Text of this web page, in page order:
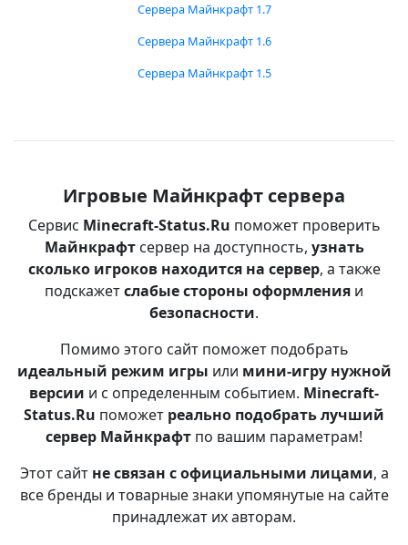
Сервера Майнкрафт 1.7
Сервера Майнкрафт 1.6
Сервера Майнкрафт 1.5
Игровые Майнкрафт сервера
Сервис Minecraft-Status.Ru поможет проверить
Майнкрафтсервер на доступность, узнать
сколько игроков находится на сервер, а также
подскажетслабые стороны оформления и
безопасности.
Помимо этого сайт поможет подобрать
идеальный режим игры или мини-игру нужной
версии и с определенным событием. Minecraft-
Status.Ru поможет реально подобрать лучший
сервер Майнкрафт по вашим параметрам!
Этот сайт не связан с официальными лицами, а
все бренды и товарные знаки упомянутые на сайте
принадлежат их авторам.